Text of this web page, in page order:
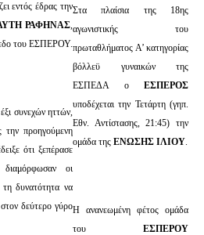
εντός έδρας την
ΡΑΦΗΝΑΣ,
του ΕΣΠΕΡΟΥ.
συνεχών ηττών,
την προηγούμενη
ότι ξεπέρασε
οι
τη δυνατότητα να
δεύτερο γύρο
Στα πλαίσια της 18ης
αγωνιστικής του
πρωταθλήματος Α’ κατηγορίας
βόλλεϋ γυναικών της
ΕΣΠΕΔΑ ο ΕΣΠΕΡΟΣ
υποδέχεται την Τετάρτη (γηπ.
Εθν. Αντίστασης, 21:45) την
ομάδα της ΕΝΩΣΗΣ ΙΛΙΟΥ.
Η ανανεωμένη φέτος ομάδα
του ΕΣΠΕΡΟΥ